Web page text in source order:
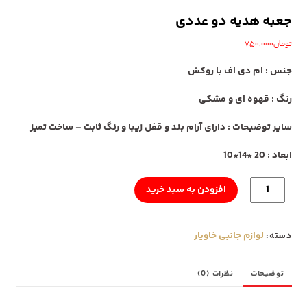
جعبه هدیه دو عددی
تومان750.000
جنس : ام دی اف با روکش
رنگ : قهوه ای و مشکی
سایر توضیحات : دارای آرام بند و قفل زیبا و رنگ ثابت – ساخت تمیز
ابعاد: 20 *14*10
هدیه
عددی
افزودن به سبد خرید
دسته: لوازم جانبی خاویار
توضیحات نظرات (0)